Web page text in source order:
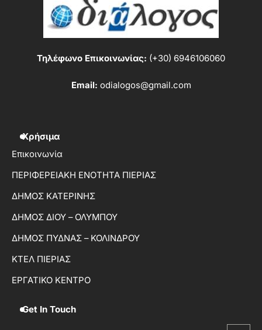
Τηλέφωνο Επικοινωνίας: (+30) 6946106060
Email: odialogos@gmail.com
Χρήσιμα
Επικοινωνία
ΠΕΡΙΦΕΡΕΙΑΚΗ ΕΝΟΤΗΤΑ ΠΙΕΡΙΑΣ
ΔΗΜΟΣ ΚΑΤΕΡΙΝΗΣ
ΔΗΜΟΣ ΔΙΟΥ – ΟΛΥΜΠΟΥ
ΔΗΜΟΣ ΠΥΔΝΑΣ – ΚΟΛΙΝΔΡΟΥ
ΚΤΕΛ ΠΙΕΡΙΑΣ
ΕΡΓΑΤΙΚΟ ΚΕΝΤΡΟ
Get In Touch